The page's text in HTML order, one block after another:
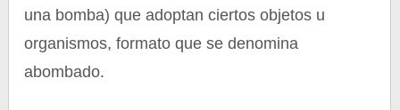
una bomba) que adoptan ciertos objetos u
organismos, formato que se denomina
abombado.